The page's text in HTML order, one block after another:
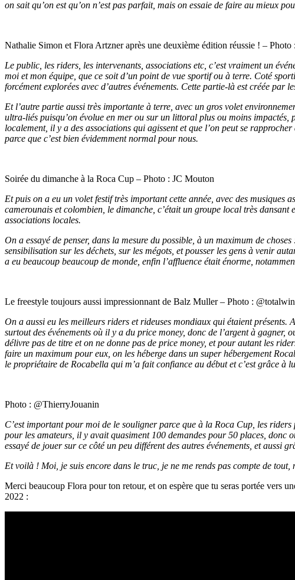
on sait qu’on est qu’on n’est pas parfait, mais on essaie de faire au mieux
Nathalie Simon et Flora Artzner après une deuxième édition réussie ! –
Le public, les riders, les intervenants, associations etc, c’est vraiment un
moi et mon équipe, que ce soit d’un point de vue sportif ou à terre. Coté
forcément explorées avec d’autres événements. Cette partie-là est créée
Et l’autre partie aussi très importante à terre, avec un gros volet
ultra-liés puisqu’on évolue en mer ou sur un littoral plus ou moins impactés,
localement, il y a des associations qui agissent et que l’on peut se
parce que c’est bien évidemment normal pour nous.
Soirée du dimanche à la Roca Cup – Photo : JC Mouton
Et puis on a eu un volet festif très important cette année, avec des musiques
camerounais et colombien, le dimanche, c’était un groupe local très
associations locales.
On a essayé de penser, dans la mesure du possible, à un maximum de
sensibilisation sur les déchets, sur les mégots, et pousser les gens à venir
a eu beaucoup beaucoup de monde, enfin l’affluence était énorme,
Le freestyle toujours aussi impressionnant de Balz Muller – Photo :
On a aussi eu les meilleurs riders et rideuses mondiaux qui étaient présents.
surtout des événements où il y a du price money, donc de l’argent à
délivre pas de titre et on ne donne pas de price money, et pour autant les
faire un maximum pour eux, on les héberge dans un super hébergement
le propriétaire de Rocabella qui m’a fait confiance au début et c’est grâce
Photo : @ThierryJouanin
C’est important pour moi de le souligner parce que à la Roca Cup, les
pour les amateurs, il y avait quasiment 100 demandes pour 50 places, donc
essayé de jouer sur ce côté un peu différent des autres événements, et
Et voilà ! Moi, je suis encore dans le truc, je ne me rends pas compte de
Merci beaucoup Flora pour ton retour, et on espère que tu seras portée vers
2022 :